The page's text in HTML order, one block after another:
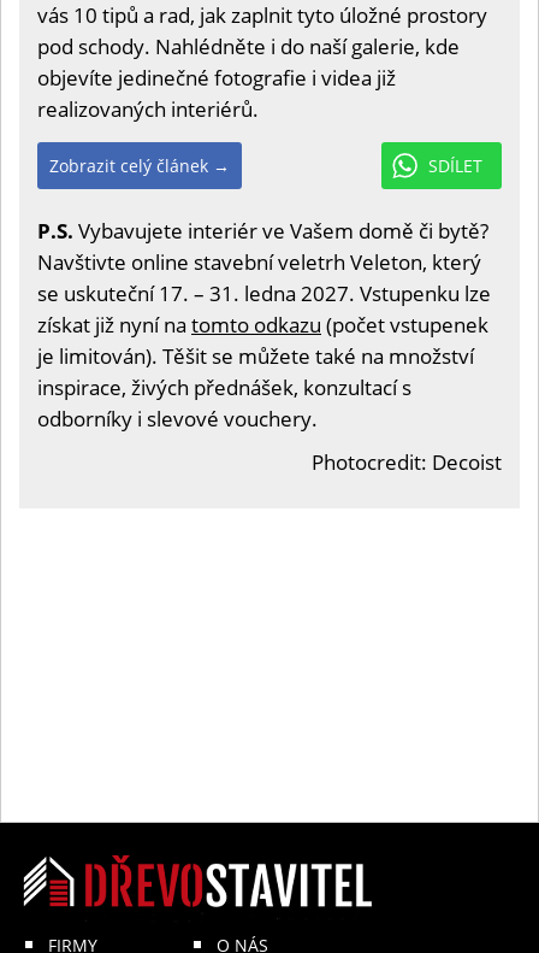
vás 10 tipů a rad, jak zaplnit tyto úložné prostory
pod schody. Nahlédněte i do naší galerie, kde
objevíte jedinečné fotografie i videa již
realizovaných interiérů.
SDÍLET
Zobrazit celý článek →
P.S. Vybavujete interiér ve Vašem domě či bytě?
Navštivte online stavební veletrh Veleton, který
se uskuteční 17. – 31. ledna 2027. Vstupenku lze
získat již nyní na tomto odkazu (počet vstupenek
je limitován). Těšit se můžete také na množství
inspirace, živých přednášek, konzultací s
odborníky i slevové vouchery.
Photocredit: Decoist
FIRMY O NÁS